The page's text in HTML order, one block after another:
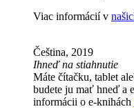
Viac informácií v
Čeština, 2019
Ihneď na stiahnutie
Máte čítačku, tablet
budete ju mať hneď a
informácii o e-knihách